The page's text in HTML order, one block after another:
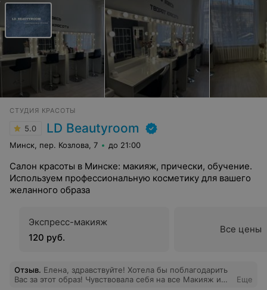
СТУДИЯ КРАСОТЫ
5.0 LD Beautyroom
Минск, пер. Козлова, 7 до 21:00
Салон красоты в Минске: макияж, прически, обучение.
Используем профессиональную косметику для вашего
желанного образа
Экспресс-макияж
120 руб.
Все цены
Отзыв. Елена, здравствуйте! Хотела бы поблагодарить
Вас за этот образ! Чувствовала себя на все Макияж и
Еще